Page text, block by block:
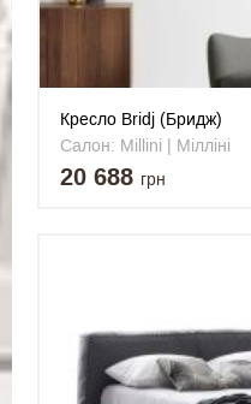
Кресло Bridj (Бридж)
Салон: Millini | Мілліні
20 688 грн